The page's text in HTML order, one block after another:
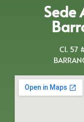
Sede
Cl. 57